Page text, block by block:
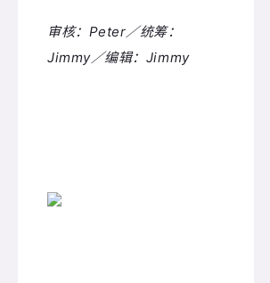
审核：Peter／统筹：
Jimmy／编辑：Jimmy